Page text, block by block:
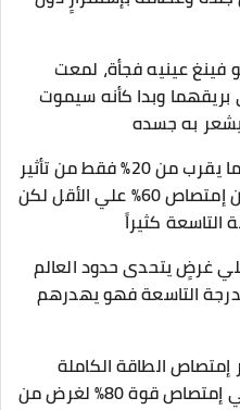
فينغ عينيه فجأة، لمعت
بريقهما وبدا كأنه سيموت
به جسده
في هذه اللحظة كان قد إمتص ما يقرب من 20% فقط من تأثير
الجوهر، لقد ظن أنه سيتمكن من إمتصاص 60% علي الأقل لكن
التاسعة كثيراً
غرضٍ يتحدى حدود العالم
التاسعة فهو يهدرهم
إمتصاص الطاقة الكاملة
لغرض من الدرجة السابعة أو حتي إمتصاص قوة 80% لغرض من